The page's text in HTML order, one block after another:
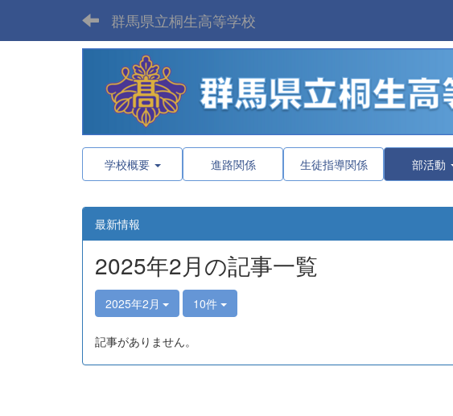
群馬県立桐生高等学校
学校概要 進路関係 生徒指導関係 部活動
最新情報
2025年2月の記事一覧
2025年2月 10件
記事がありません。